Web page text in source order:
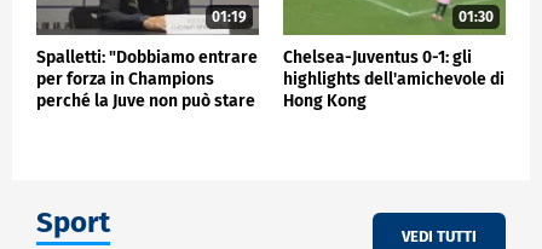
01:19
Spalletti: "Dobbiamo entrare
per forza in Champions
perché la Juve non può stare
01:30
Chelsea-Juventus 0-1: gli
highlights dell'amichevole di
Hong Kong
Sport VEDI TUTTI